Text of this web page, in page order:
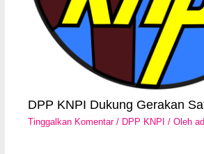
DPP KNPI Dukung Gerakan
Tinggalkan Komentar / DPP KNPI / Oleh